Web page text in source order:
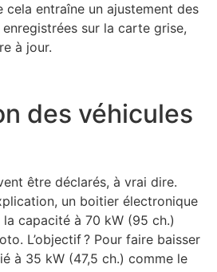
entraîne un ajustement des
sur la carte grise,
à jour.
des véhicules
être déclarés, à vrai dire.
un boitier électronique
capacité à 70 kW (95 ch.)
L’objectif ? Pour faire baisser
à 35 kW (47,5 ch.) comme le